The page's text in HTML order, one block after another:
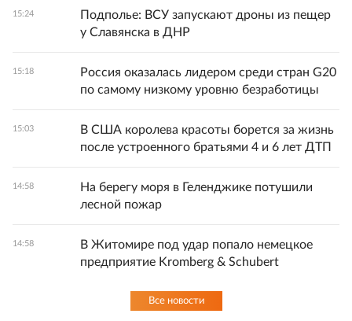
15:24
Подполье: ВСУ запускают дроны из пещер
у Славянска в ДНР
15:18
Россия оказалась лидером среди стран G20
по самому низкому уровню безработицы
15:03
В США королева красоты борется за жизнь
после устроенного братьями 4 и 6 лет ДТП
14:58
На берегу моря в Геленджике потушили
лесной пожар
14:58
В Житомире под удар попало немецкое
предприятие Kromberg & Schubert
Все новости